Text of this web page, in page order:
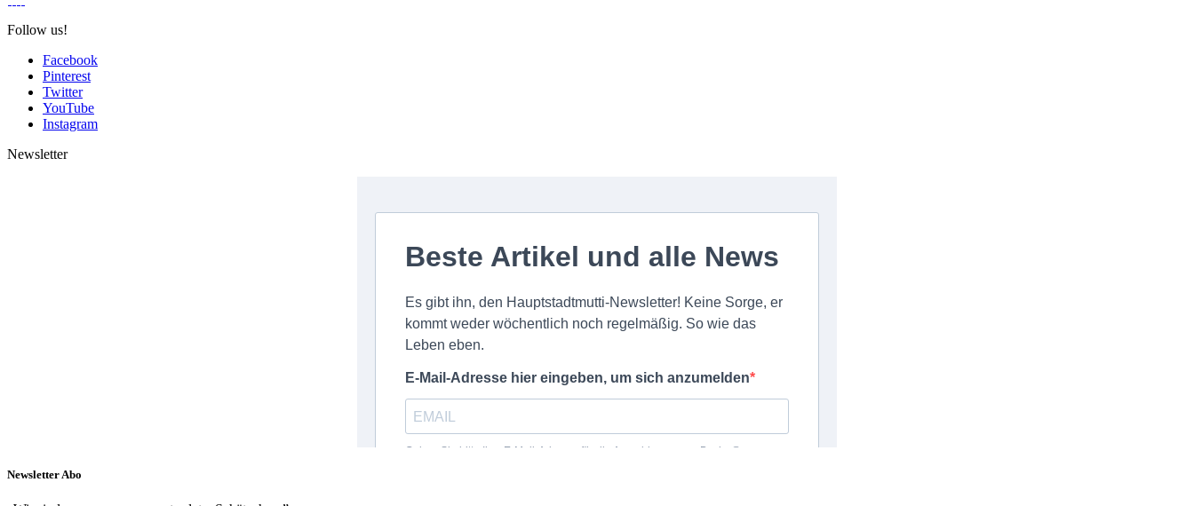
Follow us!
Facebook
Pinterest
Twitter
YouTube
Instagram
Newsletter
Newsletter Abo